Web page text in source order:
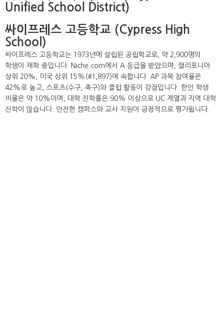
Unified School District)
싸이프레스 고등학교 (Cypress High
School)
싸이프레스 고등학교는 1973년에 설립된 공립학교로, 약 2,900명의
학생이 재학 중입니다. Niche.com에서 A 등급을 받았으며, 캘리포니아
상위 20%, 미국 상위 15%(#1,897)에 속합니다. AP 과목 참여율은
42%로 높고, 스포츠(수구, 축구)와 클럽 활동이 강점입니다. 한인 학생
비율은 약 10%이며, 대학 진학률은 90% 이상으로 UC 계열과 지역 대학
진학이 많습니다. 안전한 캠퍼스와 교사 지원이 긍정적으로 평가됩니다.